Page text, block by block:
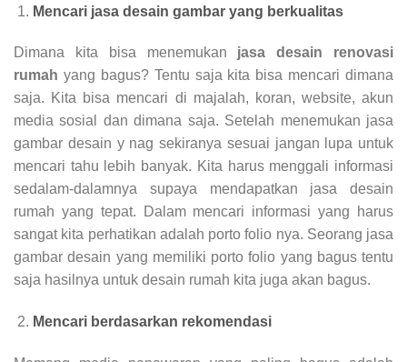
Mencari jasa desain gambar yang berkualitas
Dimana kita bisa menemukan jasa desain renovasi
rumah yang bagus? Tentu saja kita bisa mencari dimana
saja. Kita bisa mencari di majalah, koran, website, akun
media sosial dan dimana saja. Setelah menemukan jasa
gambar desain y nag sekiranya sesuai jangan lupa untuk
mencari tahu lebih banyak. Kita harus menggali informasi
sedalam-dalamnya supaya mendapatkan jasa desain
rumah yang tepat. Dalam mencari informasi yang harus
sangat kita perhatikan adalah porto folio nya. Seorang jasa
gambar desain yang memiliki porto folio yang bagus tentu
saja hasilnya untuk desain rumah kita juga akan bagus.
Mencari berdasarkan rekomendasi